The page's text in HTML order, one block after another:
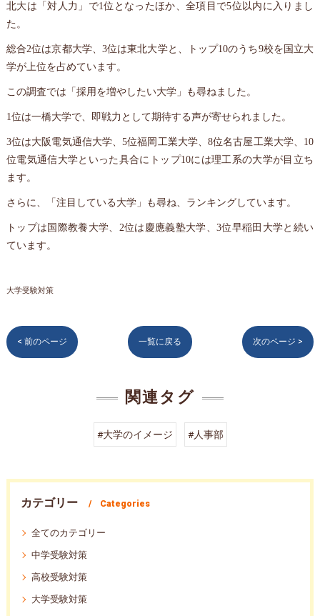
北大は「対人力」で1位となったほか、全項目で5位以内に入りまし
た。
総合2位は京都大学、3位は東北大学と、トップ10のうち9校を国立大
学が上位を占めています。
この調査では「採用を増やしたい大学」も尋ねました。
1位は一橋大学で、即戦力として期待する声が寄せられました。
3位は大阪電気通信大学、5位福岡工業大学、8位名古屋工業大学、10
位電気通信大学といった具合にトップ10には理工系の大学が目立ち
ます。
さらに、「注目している大学」も尋ね、ランキングしています。
トップは国際教養大学、2位は慶應義塾大学、3位早稲田大学と続い
ています。
大学受験対策
< 前のページ 一覧に戻る 次のページ >
関連タグ
#大学のイメージ #人事部
カテゴリー Categories
全てのカテゴリー
中学受験対策
高校受験対策
大学受験対策